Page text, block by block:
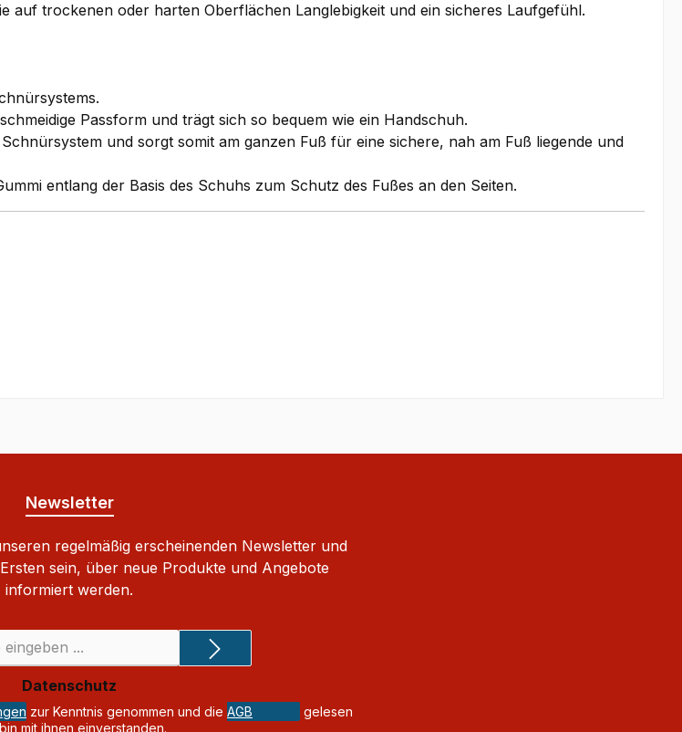
auf trockenen oder harten Oberflächen Langlebigkeit und ein sicheres Laufgefühl.
Passform und trägt sich so bequem wie ein Handschuh.
und sorgt somit am ganzen Fuß für eine sichere, nah am Fuß liegende und
entlang der Basis des Schuhs zum Schutz des Fußes an den Seiten.
Newsletter
regelmäßig erscheinenden Newsletter und
sein, über neue Produkte und Angebote
informiert werden.
Mail-
Adresse
*
Datenschutz
zur Kenntnis genommen und die AGB
gelesen
mit ihnen einverstanden.